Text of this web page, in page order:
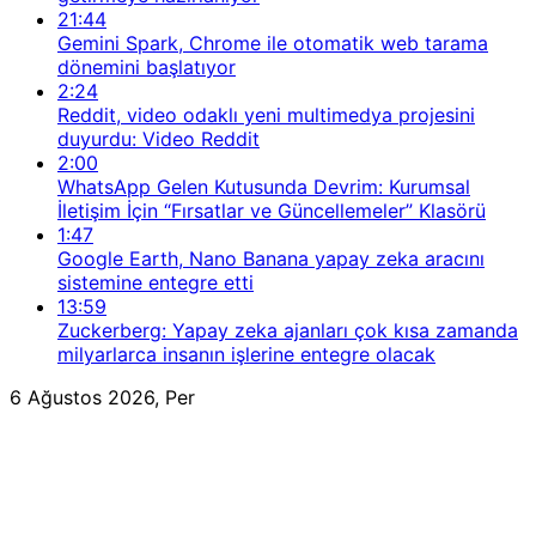
21:44
Gemini Spark, Chrome ile otomatik web tarama
dönemini başlatıyor
2:24
Reddit, video odaklı yeni multimedya projesini
duyurdu: Video Reddit
2:00
WhatsApp Gelen Kutusunda Devrim: Kurumsal
İletişim İçin “Fırsatlar ve Güncellemeler” Klasörü
1:47
Google Earth, Nano Banana yapay zeka aracını
sistemine entegre etti
13:59
Zuckerberg: Yapay zeka ajanları çok kısa zamanda
milyarlarca insanın işlerine entegre olacak
6 Ağustos 2026, Per